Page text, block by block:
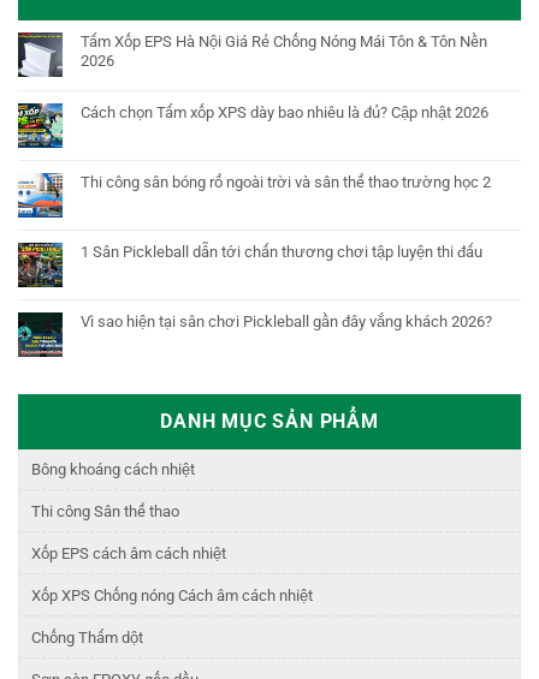
Tấm Xốp EPS Hà Nội Giá Rẻ Chống Nóng Mái Tôn & Tôn Nền
2026
Cách chọn Tấm xốp XPS dày bao nhiêu là đủ? Cập nhật 2026
Thi công sân bóng rổ ngoài trời và sân thể thao trường học 2
1 Sân Pickleball dẫn tới chấn thương chơi tập luyện thi đấu
Vì sao hiện tại sân chơi Pickleball gần đây vắng khách 2026?
DANH MỤC SẢN PHẨM
Bông khoáng cách nhiệt
Thi công Sân thể thao
Xốp EPS cách âm cách nhiệt
Xốp XPS Chống nóng Cách âm cách nhiệt
Chống Thấm dột